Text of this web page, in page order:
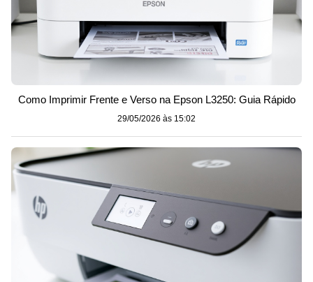
Como Imprimir Frente e Verso na Epson L3250: Guia Rápido
29/05/2026 às 15:02